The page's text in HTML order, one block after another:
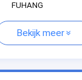
FUHANG
Bekijk meer